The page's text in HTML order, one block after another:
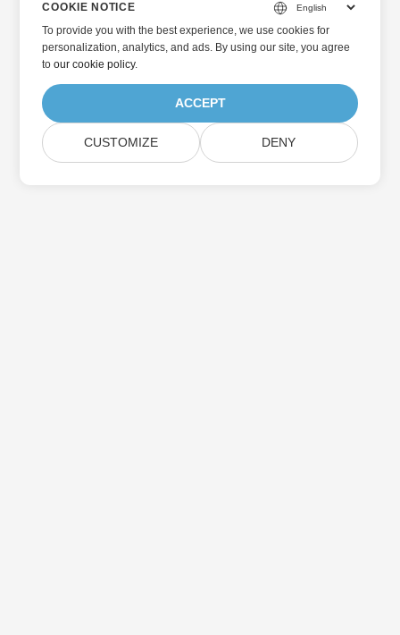
COOKIE NOTICE
To provide you with the best experience, we use cookies for
personalization, analytics, and ads. By using our site, you agree
toour cookie policy.
ACCEPT
CUSTOMIZE DENY